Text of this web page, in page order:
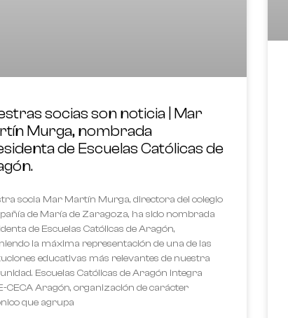
socias son noticia | Mar
Murga, nombrada
de Escuelas Católicas de
socia Mar Martín Murga, directora del colegio
de María de Zaragoza, ha sido nombrada
de Escuelas Católicas de Aragón,
la máxima representación de una de las
educativas más relevantes de nuestra
Escuelas Católicas de Aragón integra
CECA Aragón, organización de carácter
que agrupa